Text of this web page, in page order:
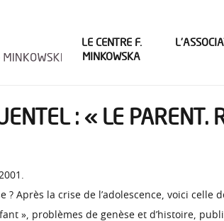
LE CENTRE F.
MINKOWSKA
: « LE
? Après la crise de l’adolescence, voici
», problèmes de genèse et d’histoire,